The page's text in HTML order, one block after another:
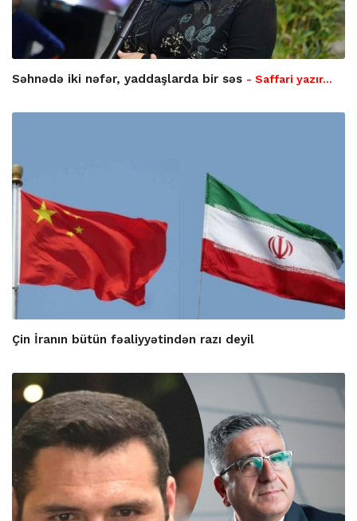
Səhnədə iki nəfər, yaddaşlarda bir səs - Saffari yazır…
Çin İranın bütün fəaliyyətindən razı deyil